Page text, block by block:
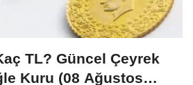
TL? Güncel Çeyrek
Kuru (08 Ağustos